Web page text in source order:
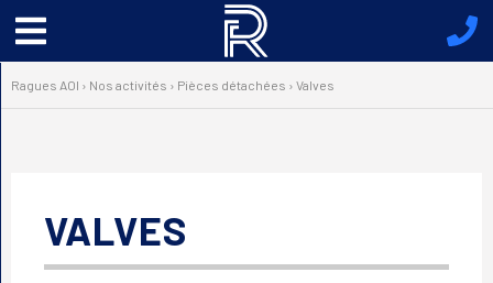
Menu
principal
Ragues AOI › Nos activités › Pièces détachées › Valves
VALVES